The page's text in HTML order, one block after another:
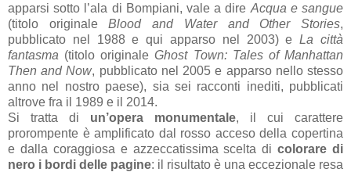
apparsi sotto l’ala di Bompiani, vale a dire Acqua e sangue
(titolo originaleBlood and Water and Other Stories,
pubblicato nel 1988 e qui apparso nel 2003) eLa città
fantasma (titolo originaleGhost Town: Tales of Manhattan
Then and Now, pubblicato nel 2005 e apparso nello stesso
anno nel nostro paese), sia sei racconti inediti, pubblicati
altrove fra il 1989 e il 2014.
Si tratta di un’opera monumentale, il cui carattere
prorompente è amplificato dal rosso acceso della copertina
e dalla coraggiosa e azzeccatissima scelta dicolorare di
nero i bordi delle pagine: il risultato è una eccezionale resa